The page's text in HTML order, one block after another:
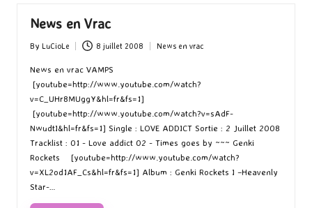
News en Vrac
Posted
by
By LuCioLe 8 juillet 2008
Posted
News en vrac
News en vrac VAMPS
[youtube=http://www.youtube.com/watch?
v=C_UHr8MUggY&hl=fr&fs=1]
[youtube=http://www.youtube.com/watch?v=sAdF-
NwudtI&hl=fr&fs=1] Single : LOVE ADDICT Sortie : 2 Juillet 2008
Tracklist : 01 - Love addict 02 - Times goes by ~~~ Genki
Rockets [youtube=http://www.youtube.com/watch?
v=XL2od1AF_Cs&hl=fr&fs=1] Album : Genki Rockets I –Heavenly
Star-…